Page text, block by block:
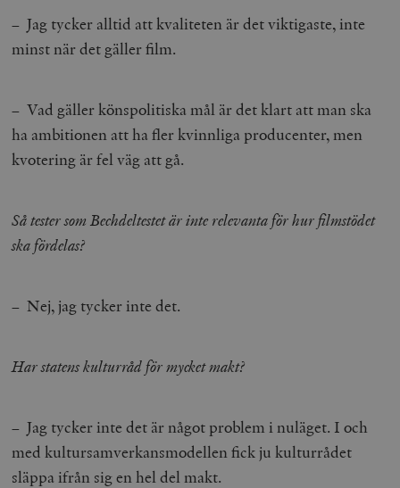
– Jag tycker alltid att kvaliteten är det viktigaste, inte
minst när det gäller film.
– Vad gäller könspolitiska mål är det klart att man ska
ha ambitionen att ha fler kvinnliga producenter, men
kvotering är fel väg att gå.
Så tester som Bechdeltestet är inte relevanta för hur filmstödet
ska fördelas?
– Nej, jag tycker inte det.
Har statens kulturråd för mycket makt?
– Jag tycker inte det är något problem i nuläget. I och
med kultursamverkansmodellen fick ju kulturrådet
släppa ifrån sig en hel del makt.